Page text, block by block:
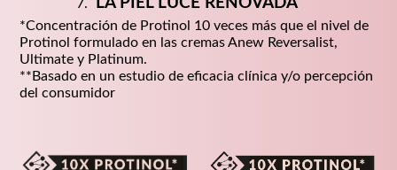
LA PIEL LUCE RENOVADA
*Concentración de Protinol 10 veces más que el nivel de
Protinol formulado en las cremas Anew Reversalist,
Ultimate y Platinum.
**Basado en un estudio de eficacia clínica y/o percepción
del consumidor